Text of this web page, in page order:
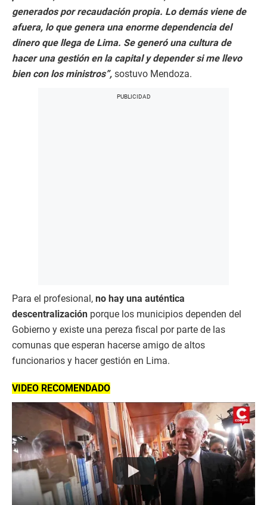
generados por recaudación propia. Lo demás viene de
afuera, lo que genera una enorme dependencia del
dinero que llega de Lima. Se generó una cultura de
hacer una gestión en la capital y depender si me llevo
bien con los ministros”, sostuvo Mendoza.
Para el profesional, no hay una auténtica
descentralización porque los municipios dependen del
Gobierno y existe una pereza fiscal por parte de las
comunas que esperan hacerse amigo de altos
funcionarios y hacer gestión en Lima.
VIDEO RECOMENDADO